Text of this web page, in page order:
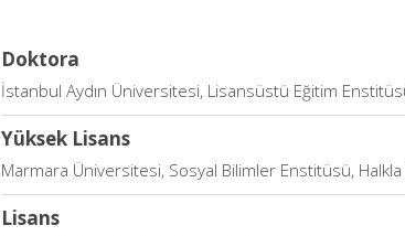
Doktora
İstanbul Aydın Üniversitesi, Lisansüstü Eğitim
Yüksek Lisans
Marmara Üniversitesi, Sosyal Bilimler Enstitüsü, Halkla
Lisans